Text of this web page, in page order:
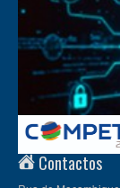
Contactos